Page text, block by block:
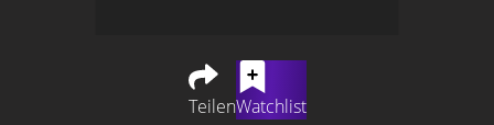
TeilenWatchlist